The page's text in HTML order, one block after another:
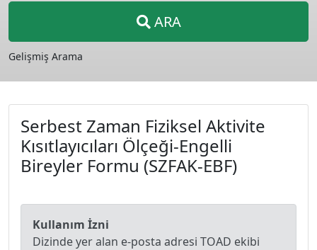
ARA
Gelişmiş Arama
Serbest Zaman Fiziksel Aktivite
Kısıtlayıcıları Ölçeği-Engelli
Bireyler Formu (SZFAK-EBF)
Kullanım İzni
Dizinde yer alan e-posta adresi TOAD ekibi